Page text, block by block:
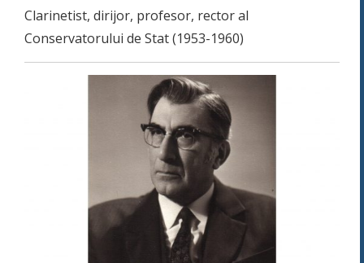
Clarinetist, dirijor, profesor, rector al
Conservatorului de Stat (1953-1960)